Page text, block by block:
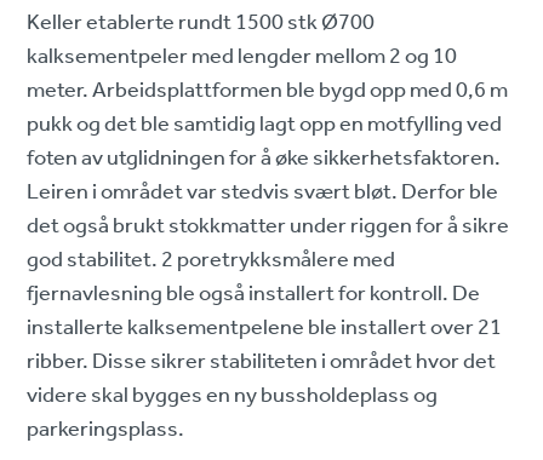
Keller etablerte rundt 1500 stk Ø700
kalksementpeler med lengder mellom 2 og 10
meter. Arbeidsplattformen ble bygd opp med 0,6 m
pukk og det ble samtidig lagt opp en motfylling ved
foten av utglidningen for å øke sikkerhetsfaktoren.
Leiren i området var stedvis svært bløt. Derfor ble
det også brukt stokkmatter under riggen for å sikre
god stabilitet. 2 poretrykksmålere med
fjernavlesning ble også installert for kontroll. De
installerte kalksementpelene ble installert over 21
ribber. Disse sikrer stabiliteten i området hvor det
videre skal bygges en ny bussholdeplass og
parkeringsplass.